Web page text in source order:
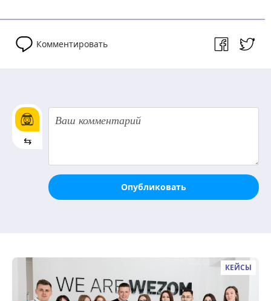
Комментировать
⇆
Опубликовать
КЕЙСЫ